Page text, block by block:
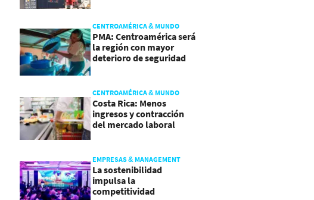
CENTROAMÉRICA & MUNDO
PMA: Centroamérica será
la región con mayor
deterioro de seguridad
CENTROAMÉRICA & MUNDO
Costa Rica: Menos
ingresos y contracción
del mercado laboral
EMPRESAS & MANAGEMENT
La sostenibilidad
impulsa la
competitividad